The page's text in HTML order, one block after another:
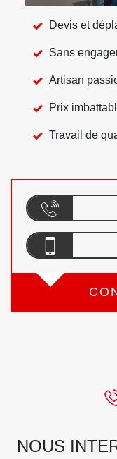
Devis et
Sans
Artisan
Prix
Travail de
NOUS